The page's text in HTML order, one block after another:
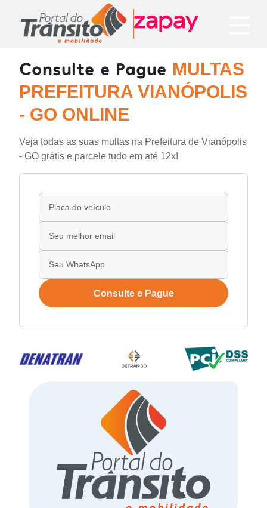
Consulte e Pague MULTAS
PREFEITURA VIANÓPOLIS
- GO ONLINE
Veja todas as suas multas na Prefeitura de Vianópolis
- GO grátis e parcele tudo em até 12x!
Consulte e Pague